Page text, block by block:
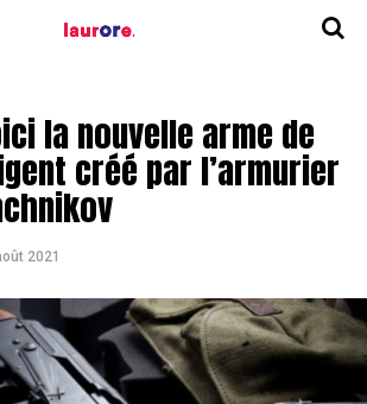
la nouvelle arme de
créé par l’armurier
2021